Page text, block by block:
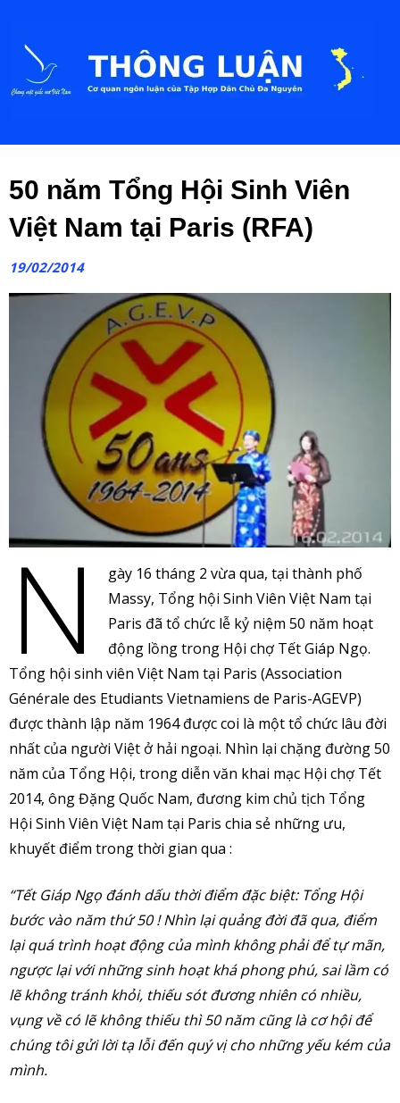
50 năm Tổng Hội Sinh Viên
Việt Nam tại Paris (RFA)
19/02/2014
N
gày 16 tháng 2 vừa qua, tại thành phố
Massy, Tổng hội Sinh Viên Việt Nam tại
Paris đã tổ chức lễ kỷ niệm 50 năm hoạt
động lồng trong Hội chợ Tết Giáp Ngọ.
Tổng hội sinh viên Việt Nam tại Paris (Association
Générale des Etudiants Vietnamiens de Paris-AGEVP)
được thành lập năm 1964 được coi là một tổ chức lâu đời
nhất của người Việt ở hải ngoại. Nhìn lại chặng đường 50
năm của Tổng Hội, trong diễn văn khai mạc Hội chợ Tết
2014, ông Đặng Quốc Nam, đương kim chủ tịch Tổng
Hội Sinh Viên Việt Nam tại Paris chia sẻ những ưu,
khuyết điểm trong thời gian qua :
“Tết Giáp Ngọ đánh dấu thời điểm đặc biệt: Tổng Hội
bước vào năm thứ 50 ! Nhìn lại quảng đời đã qua, điểm
lại quá trình hoạt động của mình không phải để tự mãn,
ngược lại với những sinh hoạt khá phong phú, sai lầm có
lẽ không tránh khỏi, thiếu sót đương nhiên có nhiều,
vụng về có lẽ không thiếu thì 50 năm cũng là cơ hội để
chúng tôi gửi lời tạ lỗi đến quý vị cho những yếu kém của
mình.